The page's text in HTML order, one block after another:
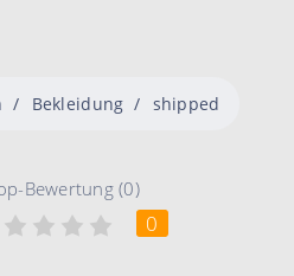
Bekleidung shipped
Bewertung (0)
0